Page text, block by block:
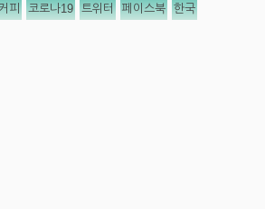
피 코로나19 트위터 페이스북 한국